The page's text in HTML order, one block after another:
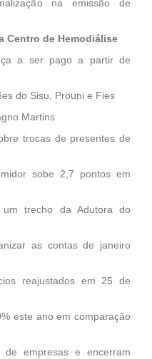
na emissão de
Centro de Hemodiálise
a ser pago a partir de
do Sisu, Prouni e Fies
Martins
trocas de presentes de
sobe 2,7 pontos em
um trecho da Adutora do
as contas de janeiro
reajustados em 25 de
este ano em comparação
de empresas e encerram